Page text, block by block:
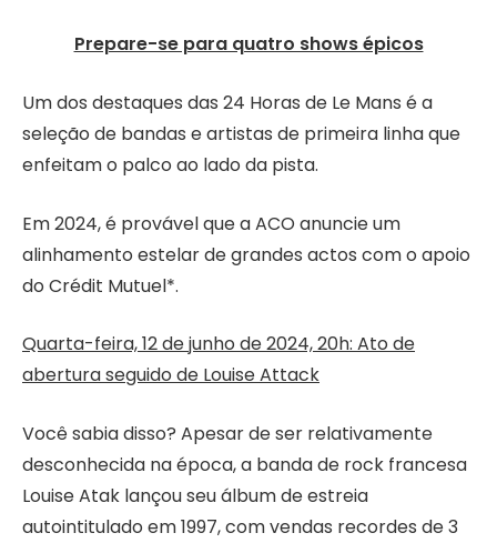
Prepare-se para quatro shows épicos
Um dos destaques das 24 Horas de Le Mans é a
seleção de bandas e artistas de primeira linha que
enfeitam o palco ao lado da pista.
Em 2024, é provável que a ACO anuncie um
alinhamento estelar de grandes actos com o apoio
do Crédit Mutuel*.
Quarta-feira, 12 de junho de 2024, 20h: Ato de
abertura seguido de Louise Attack
Você sabia disso? Apesar de ser relativamente
desconhecida na época, a banda de rock francesa
Louise Atak lançou seu álbum de estreia
autointitulado em 1997, com vendas recordes de 3